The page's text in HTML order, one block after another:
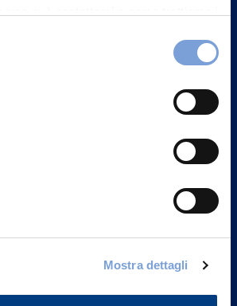
del sito nella sezione "Informativa
Mostra dettagli
S.p.A.